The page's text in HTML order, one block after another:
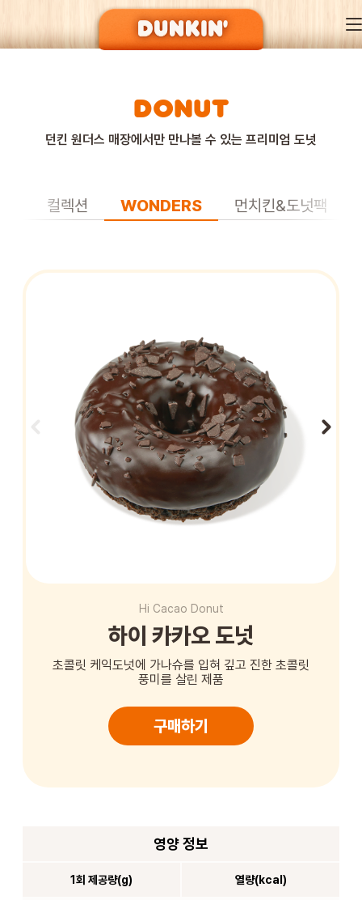
DUNKIN’ OF SEASON
ORDER
DONUT
컬렉션 WONDERS 먼치킨&도넛팩
던킨 원더스 매장에서만 만나볼 수 있는 프리미엄 도넛
Hi Cacao Donut
하이 카카오 도넛
초콜릿 케익도넛에 가나슈를 입혀 깊고 진한 초콜릿
풍미를 살린 제품
구매하기
영양 정보
1회 제공량(g) 열량(kcal)